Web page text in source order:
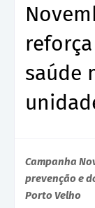
saúde
Campanha
prevenção e
Porto Velho